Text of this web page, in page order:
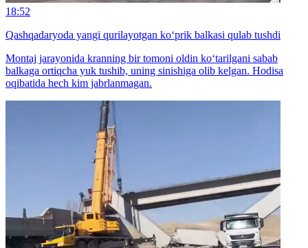
18:52
Qashqadaryoda yangi qurilayotgan ko‘prik balkasi qulab tushdi
Montaj jarayonida kranning bir tomoni oldin ko‘tarilgani sabab
balkaga ortiqcha yuk tushib, uning sinishiga olib kelgan. Hodisa
oqibatida hech kim jabrlanmagan.